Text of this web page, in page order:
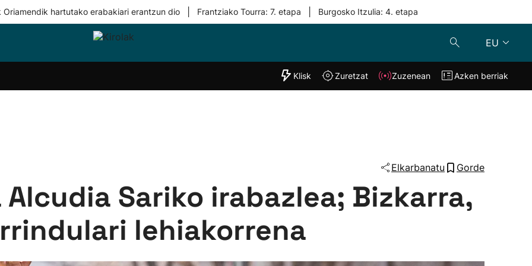
Oriamendik hartutako erabakiari erantzun dio Frantziako Tourra: 7. etapa Burgosko Itzulia: 4. etapa
EU
Taldeak
"Helmuga"
Klisk Zuzenean
Klisk Zuretzat Zuzenean Azken berriak
Elkarbanatu Gorde
Sariko irabazlea; Bizkarra,
lehiakorrena